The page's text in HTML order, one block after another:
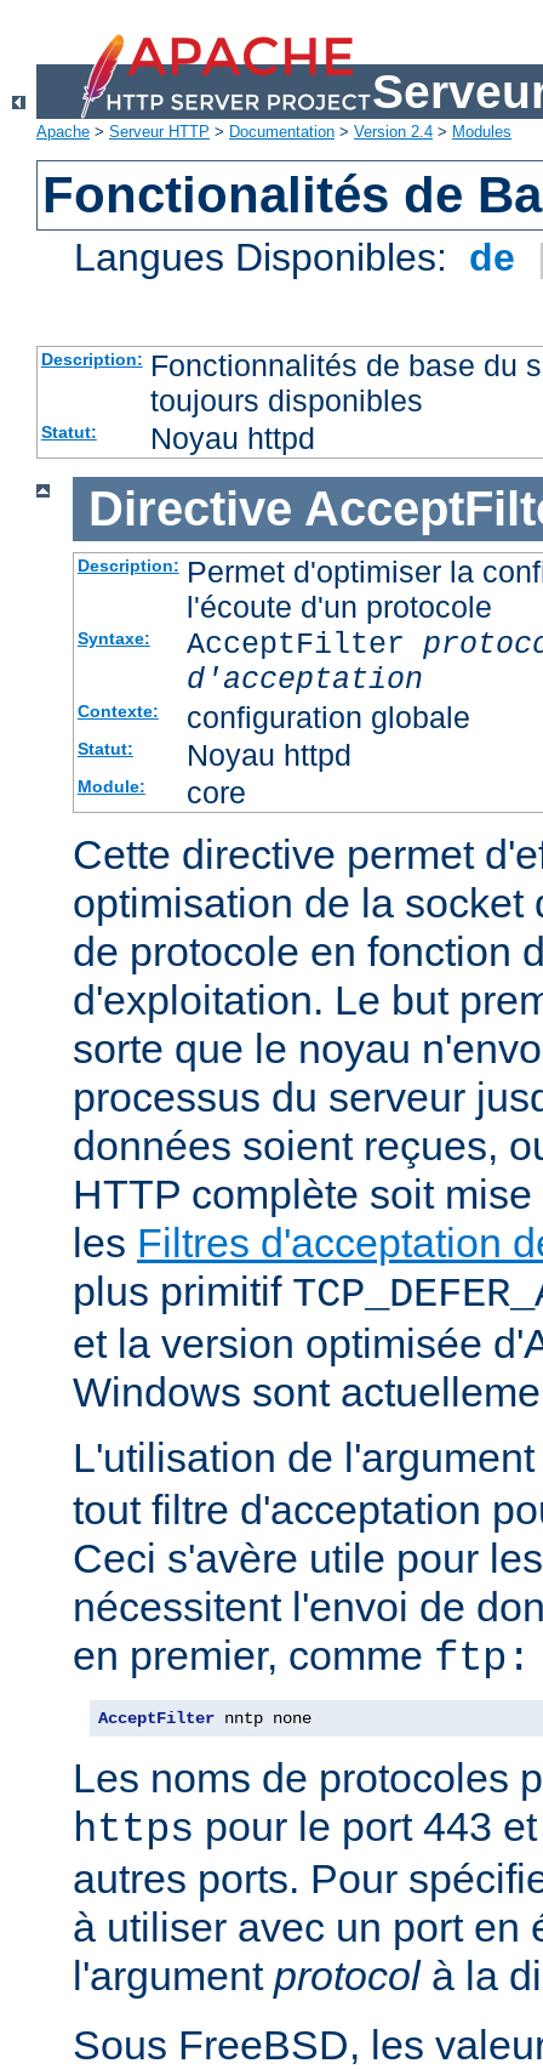
Apache > Serveur HTTP > Documentation > Version 2.4 > Modules
Fonctionalités de
Langues Disponibles: de
Description: Fonctionnalités de base du
toujours disponibles
Statut: Noyau httpd
Directive
Description: Permet d'optimiser la
l'écoute d'un protocole
Syntaxe: AcceptFilter
d'acceptation
Contexte: configuration globale
Statut: Noyau httpd
Module: core
Cette directive permet
optimisation de la socket
de protocole en fonction
d'exploitation. Le but
sorte que le noyau
processus du serveur
données soient reçues,
HTTP complète soit
les Filtres d'acceptation
plus primitif
et la version optimisée
Windows sont
L'utilisation de
tout filtre d'acceptation
Ceci s'avère utile pour
nécessitent l'envoi de
en premier, comme ftp:
AcceptFilter nntp none
Les noms de protocoles
https pour le port 443
autres ports. Pour
à utiliser avec un port en
l'argument protocolà la
Sous FreeBSD, les